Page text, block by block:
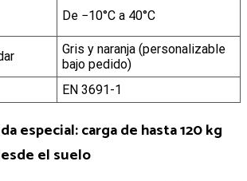
De −10°C a 40°C
Gris y naranja (personalizable
bajo pedido)
EN 3691-1
especial: carga de hasta 120 kg
el suelo